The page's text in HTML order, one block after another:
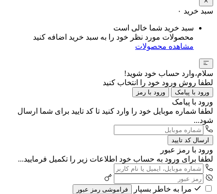
سبد خرید ۰
سبد خرید شما خالی است
محصولات مورد نظر خود را به سبد خرید اضافه کنید
مشاهده محصولات
سلام،وارد حساب خود شوید!
لطفا روش ورود خود را انتخاب کنید
ورود با پیامک ورود با رمز
ورود با پیامک
لطفا شماره موبایل خود را وارد کنید تا کد تایید برای شما ارسال
شود...
ارسال کد تایید
ورود با رمز عبور
لطفا برای ورود به حساب خود اطلاعات زیر را تکمیل فرمایید...
مرا به خاطر بسپار
فراموشی رمز عبور